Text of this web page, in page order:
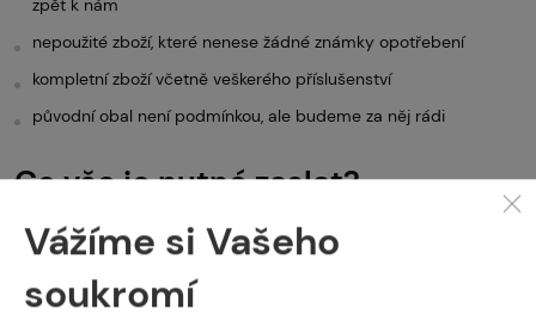
zpět k nám
nepoužité zboží, které nenese žádné známky opotřebení
kompletní zboží včetně veškerého příslušenství
původní obal není podmínkou, ale budeme za něj rádi
Co vše je nutné zaslat?
vrácené zboží
kopii faktury / účtenky (nebo alespoň číslo objednávky)
Vážíme si Vašeho
soukromí